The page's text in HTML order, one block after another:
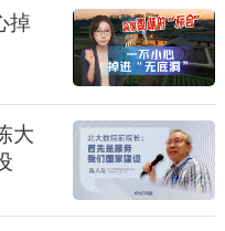
掉
大